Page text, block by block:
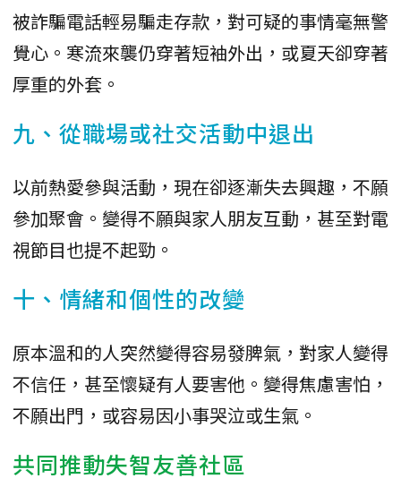
被詐騙電話輕易騙走存款，對可疑的事情毫無警
覺心。寒流來襲仍穿著短袖外出，或夏天卻穿著
厚重的外套。
九、從職場或社交活動中退出
以前熱愛參與活動，現在卻逐漸失去興趣，不願
參加聚會。變得不願與家人朋友互動，甚至對電
視節目也提不起勁。
十、情緒和個性的改變
原本溫和的人突然變得容易發脾氣，對家人變得
不信任，甚至懷疑有人要害他。變得焦慮害怕，
不願出門，或容易因小事哭泣或生氣。
共同推動失智友善社區